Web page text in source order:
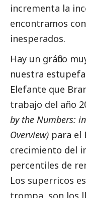
incrementa la
encontramos
inesperados.
Hay un gráfico
nuestra
Elefante que
trabajo del año
by the Numbers:
Overview) para el
crecimiento del
percentiles de
Los superricos